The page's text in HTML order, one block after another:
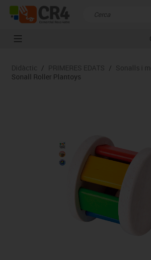
Resultats de la
Didàctic / PRIMERES EDATS / Sonalls i
Sonall Roller Plantoys